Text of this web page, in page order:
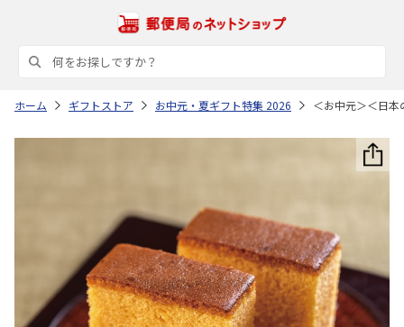
ホーム ギフトストア お中元・夏ギフト特集 2026 ＜お中元＞＜日